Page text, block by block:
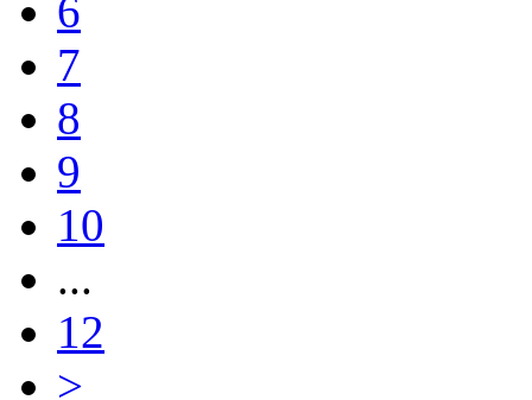
6
7
8
9
10
...
12
>